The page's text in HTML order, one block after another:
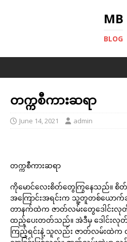
MB
BLOG
တက္ကစီကားဆရာ
June 14, 2021 admin
တက္ကစီကားဆရာ
ကိုမောင်လေးစိတ်တွေကြွနေသည်။ စိ
အကြောင်းအရင်းက သူ့တူတစ်ယော
တာနက်ထဲက ဇာတ်လမ်းတွေဒေါင်း
ထည့်ပေးတတ်သည်။ အဲဒီမှ ဒေါင်းလု
ကြည့်ရင်းနဲ့ သူလည်း ဇာတ်လမ်းထဲက